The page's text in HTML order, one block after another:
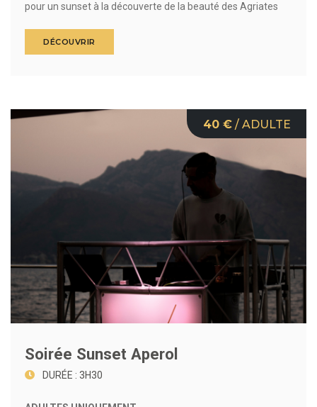
pour un sunset à la découverte de la beauté des Agriates
DÉCOUVRIR
40 €/ ADULTE
Soirée Sunset Aperol
DURÉE : 3H30